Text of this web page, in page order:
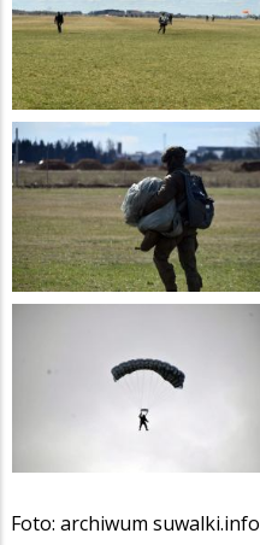
Foto: archiwum suwalki.info